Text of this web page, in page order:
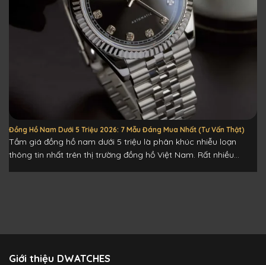
Đồng Hồ Nam Dưới 5 Triệu 2026: 7 Mẫu Đáng Mua Nhất (Tư Vấn Thật)
Tầm giá đồng hồ nam dưới 5 triệu là phân khúc nhiễu loạn
thông tin nhất trên thị trường đồng hồ Việt Nam. Rất nhiều...
Giới thiệu DWATCHES